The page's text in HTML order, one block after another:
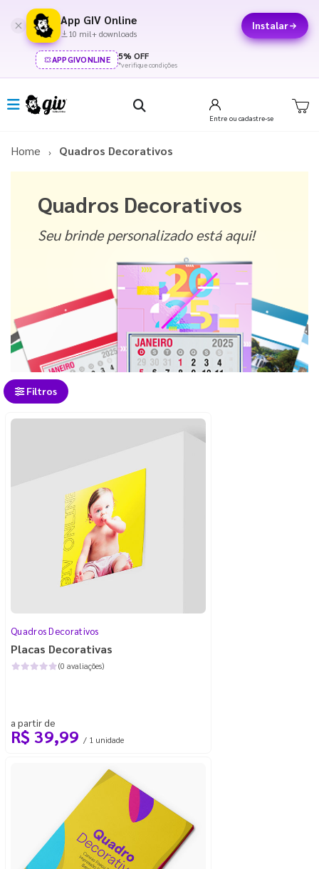
App GIV Online
10 mil+ downloads
Instalar
APPGIVONLINE 5% OFF
*verifique condições
Entre ou cadastre-se
Home Quadros Decorativos
Quadros Decorativos
Seu brinde personalizado está aqui!
Filtros
Quadros Decorativos
Placas Decorativas
(0 avaliações)
a partir de
R$ 39,99 / 1 unidade